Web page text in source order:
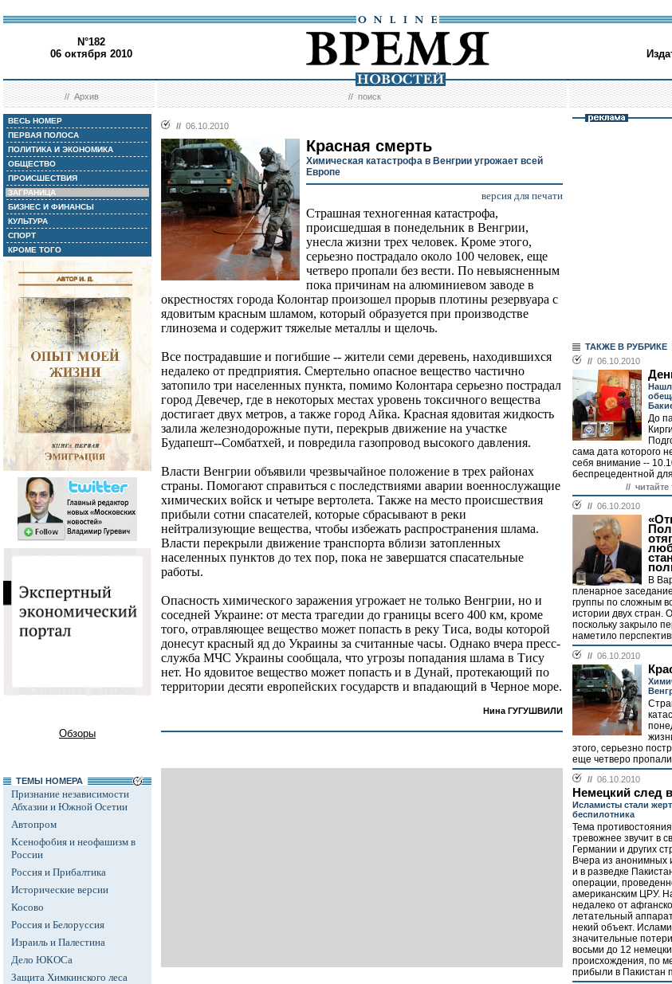
N°182
06 октября 2010
//Архив //поиск
ВЕСЬ НОМЕР
ПЕРВАЯ ПОЛОСА
ПОЛИТИКА И ЭКОНОМИКА
ОБЩЕСТВО
ПРОИСШЕСТВИЯ
ЗАГРАНИЦА
БИЗНЕС И ФИНАНСЫ
КУЛЬТУРА
СПОРТ
КРОМЕ ТОГО
Обзоры
ТЕМЫ НОМЕРА
Признание независимости
Абхазии и Южной Осетии
Автопром
Ксенофобия и неофашизм в
России
Россия и Прибалтика
Исторические версии
Косово
Россия и Белоруссия
Израиль и Палестина
Дело ЮКОСа
Защита Химкинского леса
// 06.10.2010
Красная смерть
Химическая катастрофа в Венгрии угрожает всей
Европе
версия для печати
Страшная техногенная катастрофа,
происшедшая в понедельник в Венгрии,
унесла жизни трех человек. Кроме этого,
серьезно пострадало около 100 человек, еще
четверо пропали без вести. По невыясненным
пока причинам на алюминиевом заводе в
окрестностях города Колонтар произошел прорыв плотины резервуара с
ядовитым красным шламом, который образуется при производстве
глинозема и содержит тяжелые металлы и щелочь.
Все пострадавшие и погибшие -- жители семи деревень, находившихся
недалеко от предприятия. Смертельно опасное вещество частично
затопило три населенных пункта, помимо Колонтара серьезно пострадал
город Девечер, где в некоторых местах уровень токсичного вещества
достигает двух метров, а также город Айка. Красная ядовитая жидкость
залила железнодорожные пути, перекрыв движение на участке
Будапешт--Сомбатхей, и повредила газопровод высокого давления.
Власти Венгрии объявили чрезвычайное положение в трех районах
страны. Помогают справиться с последствиями аварии военнослужащие
химических войск и четыре вертолета. Также на место происшествия
прибыли сотни спасателей, которые сбрасывают в реки
нейтрализующие вещества, чтобы избежать распространения шлама.
Власти перекрыли движение транспорта вблизи затопленных
населенных пунктов до тех пор, пока не завершатся спасательные
работы.
Опасность химического заражения угрожает не только Венгрии, но и
соседней Украине: от места трагедии до границы всего 400 км, кроме
того, отравляющее вещество может попасть в реку Тиса, воды которой
донесут красный яд до Украины за считанные часы. Однако вчера пресс-
служба МЧС Украины сообщала, что угрозы попадания шлама в Тису
нет. Но ядовитое вещество может попасть и в Дунай, протекающий по
территории десяти европейских государств и впадающий в Черное море.
Нина ГУГУШВИЛИ
ТАКЖЕ В РУБРИКЕ
// 06.10.2010
До
сама дата которого
себя внимание --
беспрецедентной
// читайте
// 06.10.2010
В
пленарное
группы по сложным
истории двух стран.
поскольку закрыло
наметило
// 06.10.2010
этого, серьезно
еще четверо пропали
// 06.10.2010
Немецкий след
Исламисты стали
беспилотника
Тема
тревожнее звучит в
Германии и других
Вчера из анонимных
и в разведке
операции,
американским ЦРУ.
недалеко от
летательный
некий объект.
значительные
восьми до 12
происхождения, по
прибыли в Пакистан